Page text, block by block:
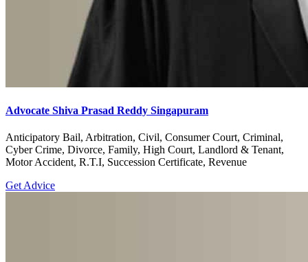
Advocate Shiva Prasad Reddy Singapuram
Anticipatory Bail, Arbitration, Civil, Consumer Court, Criminal,
Cyber Crime, Divorce, Family, High Court, Landlord & Tenant,
Motor Accident, R.T.I, Succession Certificate, Revenue
Get Advice